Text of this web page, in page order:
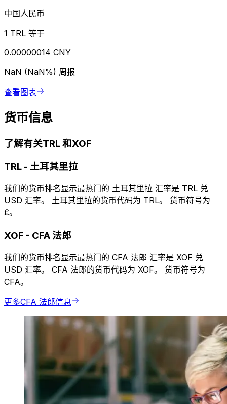
中国人民币
1 TRL 等于
0.00000014 CNY
NaN (NaN%) 周报
查看图表
货币信息
了解有关TRL 和XOF
TRL - 土耳其里拉
我们的货币排名显示最热门的 土耳其里拉 汇率是 TRL 兑
USD 汇率。 土耳其里拉的货币代码为 TRL。 货币符号为
₤。
XOF - CFA 法郎
我们的货币排名显示最热门的 CFA 法郎 汇率是 XOF 兑
USD 汇率。 CFA 法郎的货币代码为 XOF。 货币符号为
CFA。
更多CFA 法郎信息